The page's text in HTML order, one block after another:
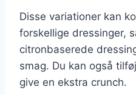
Disse variationer kan
forskellige dressinger,
citronbaserede
smag. Du kan også
give en ekstra crunch.